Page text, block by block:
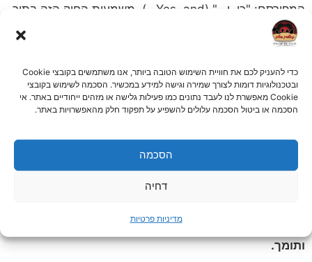
כדי להעניק לכם את חוויית השימוש הטובה ביותר, אנו משתמשים בקובצי Cookie
ובטכנולוגיות דומות לצורך שמירה וגישה למידע במכשיר. הסכמה לשימוש בקובצי
Cookie מאפשרת לנו לעבד נתונים כמו פעילות גלישה או מזהים ייחודיים באתר. אי
הסכמה או ביטול הסכמה עלולים להשפיע על תפקוד חלק מהאפשרויות באתר.
הסכמה
דחיה
מדיניות פרטיות
המפורסם: "כן, ו…" (Yes, and…). משמעות החוק הזה בתוך
הארגון היא דרמטית – היא מלמדת את המשתתפים הקשבה
מוחלטת ונקייה מרעשי רקע, קבלת הרעיון של האחר (גם אם
לחסום אותו או להתווכח. סדנת אימפרוביזציה מעניקה
למנהלים ולעובדים בארגון ארגז כלים פרקטי ויישומי לניהול
משא ומתן חכם, פתרון קונפליקטים יצירתי בתוך הצוות,
הגמישות המחשבתית וחיזוק משמעותי של יכולות הפרזנטציה
והעברת המסרים.
אלו הן מיומנויות רכות קריטיות, אשר הופכות את סביבת
הפרודוקטיביות היומיומית ומייצרות אקלים ארגוני בריא
ותומך.